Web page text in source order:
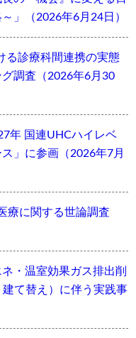
」（2026年6月24日）
る診療科間連携の実態
調査（2026年6月30
年 国連UHCハイレベ
」に参画（2026年7月
療に関する世論調査
・温室効果ガス排出削
て替え）に伴う実践事